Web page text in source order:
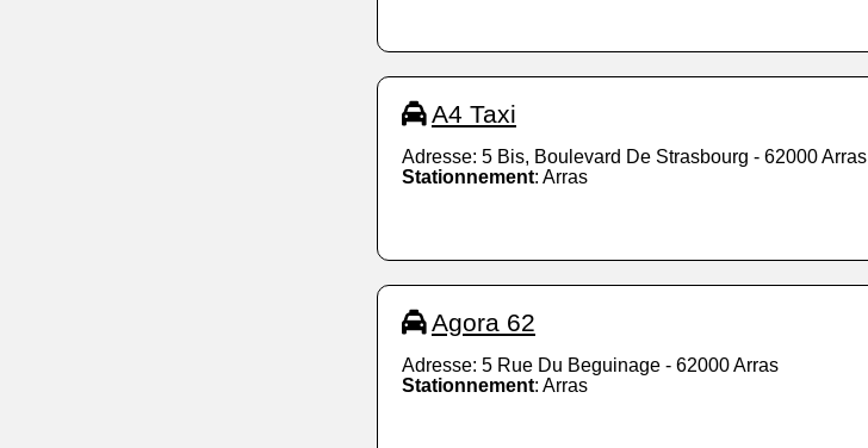
A4 Taxi
Adresse: 5 Bis, Boulevard De Strasbourg - 62000 Arras
Stationnement: Arras
Agora 62
Adresse: 5 Rue Du Beguinage - 62000 Arras
Stationnement: Arras